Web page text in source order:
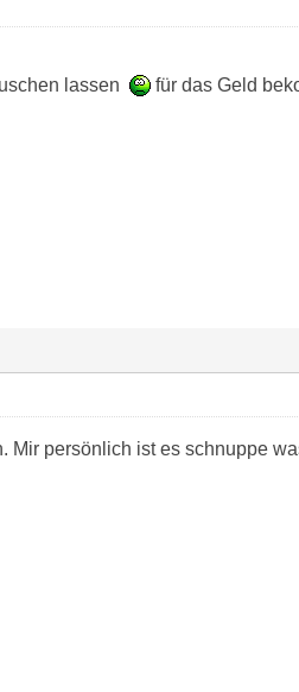
lassen
für das Geld
Mir persönlich ist es schnuppe